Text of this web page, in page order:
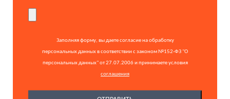
Заполняя форму, вы даете согласие на обработку
персональных данных в соответствии с законом №152-ФЗ "О
персональных данных" от 27.07.2006 и принимаете условия
соглашения